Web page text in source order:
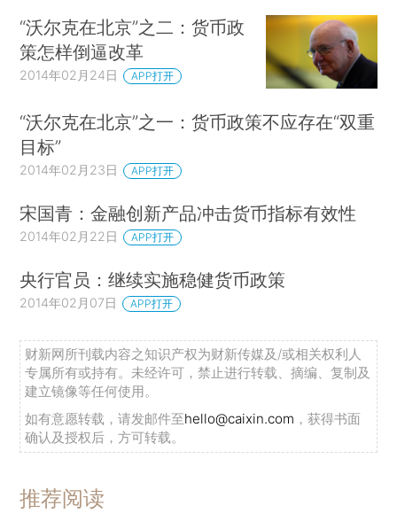
“沃尔克在北京”之二：货币政
策怎样倒逼改革
2014年02月24日 APP打开
“沃尔克在北京”之一：货币政策不应存在“双重
目标”
2014年02月23日 APP打开
宋国青：金融创新产品冲击货币指标有效性
2014年02月22日 APP打开
央行官员：继续实施稳健货币政策
2014年02月07日 APP打开
财新网所刊载内容之知识产权为财新传媒及/或相关权利人
专属所有或持有。未经许可，禁止进行转载、摘编、复制及
建立镜像等任何使用。
如有意愿转载，请发邮件至hello@caixin.com ，获得书面
确认及授权后，方可转载。
推荐阅读